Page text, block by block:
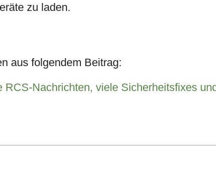
zu laden.
aus folgendem Beitrag:
RCS-Nachrichten, viele Sicherheitsfixes